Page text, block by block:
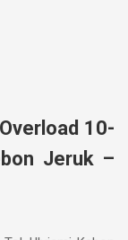
10-
Jeruk –